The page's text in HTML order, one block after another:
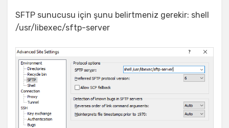
SFTP sunucusu için şunu belirtmeniz gerekir: shell
/usr/libexec/sftp-server